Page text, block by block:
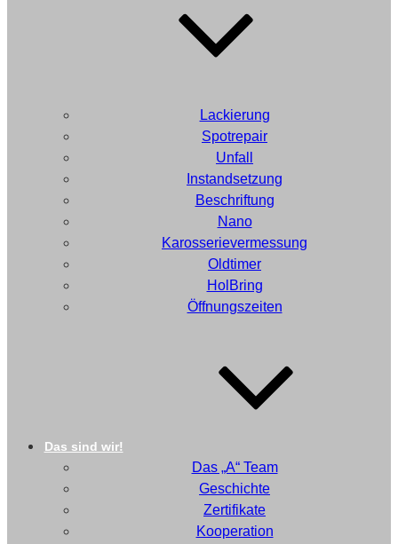
Lackierung
Spotrepair
Unfall
Instandsetzung
Beschriftung
Nano
Karosserievermessung
Oldtimer
HolBring
Öffnungszeiten
Das sind wir!
Das „A“ Team
Geschichte
Zertifikate
Kooperation